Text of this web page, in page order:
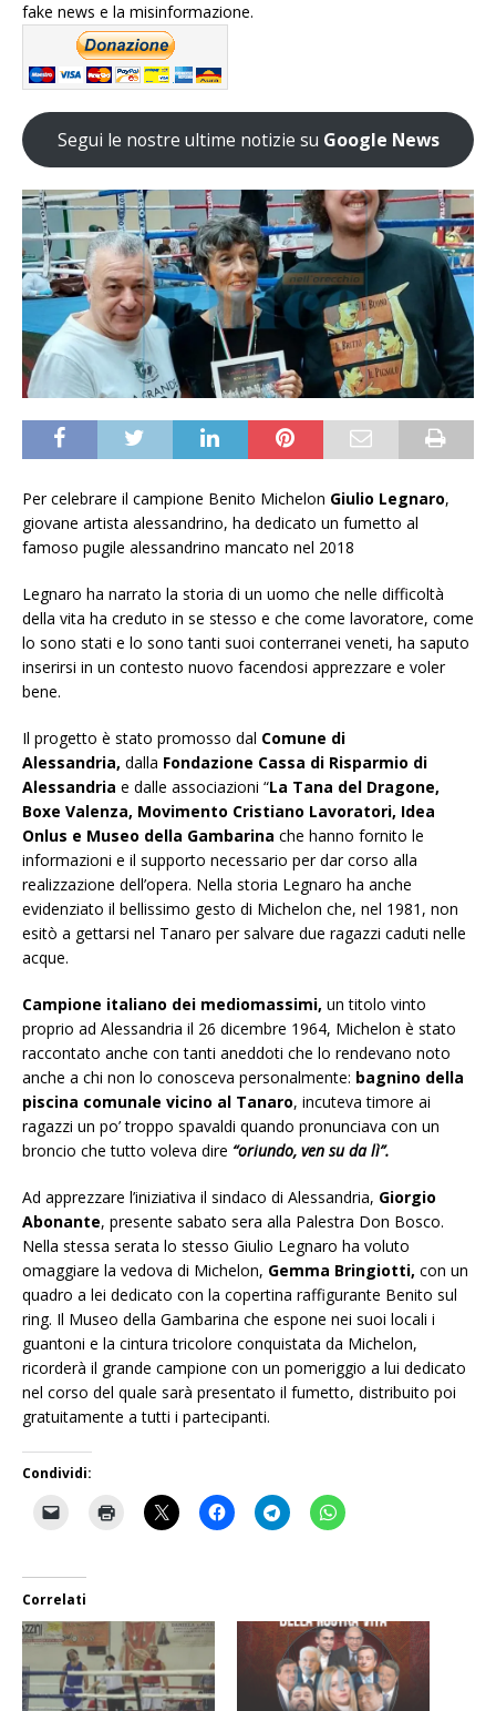
fake news e la misinformazione.
Segui le nostre ultime notizie su Google News
Per celebrare il campione Benito Michelon Giulio Legnaro,
giovane artista alessandrino, ha dedicato un fumetto al
famoso pugile alessandrino mancato nel 2018
Legnaro ha narrato la storia di un uomo che nelle difficoltà
della vita ha creduto in se stesso e che come lavoratore, come
lo sono stati e lo sono tanti suoi conterranei veneti, ha saputo
inserirsi in un contesto nuovo facendosi apprezzare e voler
bene.
Il progetto è stato promosso dal Comune di
Alessandria, dalla Fondazione Cassa di Risparmio di
Alessandria e dalle associazioni “La Tana del Dragone,
Boxe Valenza, Movimento Cristiano Lavoratori, Idea
Onlus e Museo della Gambarina che hanno fornito le
informazioni e il supporto necessario per dar corso alla
realizzazione dell’opera. Nella storia Legnaro ha anche
evidenziato il bellissimo gesto di Michelon che, nel 1981, non
esitò a gettarsi nel Tanaro per salvare due ragazzi caduti nelle
acque.
Campione italiano dei mediomassimi, un titolo vinto
proprio ad Alessandria il 26 dicembre 1964, Michelon è stato
raccontato anche con tanti aneddoti che lo rendevano noto
anche a chi non lo conosceva personalmente: bagnino della
piscina comunale vicino al Tanaro, incuteva timore ai
ragazzi un po’ troppo spavaldi quando pronunciava con un
broncio che tutto voleva dire “oriundo, ven su da lì”.
Ad apprezzare l’iniziativa il sindaco di Alessandria, Giorgio
Abonante, presente sabato sera alla Palestra Don Bosco.
Nella stessa serata lo stesso Giulio Legnaro ha voluto
omaggiare la vedova di Michelon, Gemma Bringiotti, con un
quadro a lei dedicato con la copertina raffigurante Benito sul
ring. Il Museo della Gambarina che espone nei suoi locali i
guantoni e la cintura tricolore conquistata da Michelon,
ricorderà il grande campione con un pomeriggio a lui dedicato
nel corso del quale sarà presentato il fumetto, distribuito poi
gratuitamente a tutti i partecipanti.
Condividi:
Correlati